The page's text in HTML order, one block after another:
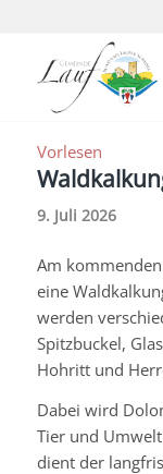
Vorlesen
9. Juli 2026
Am kommenden
eine
werden
Spitzbuckel,
Hohritt und
Dabei wird
Tier und
dient der